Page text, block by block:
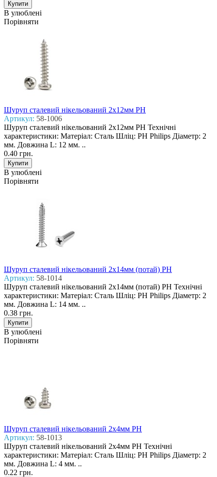
В улюблені
Порівняти
Шуруп сталевий нікельований 2x12мм PH
Артикул: 58-1006
Шуруп сталевий нікельований 2x12мм PH Технічні
характеристики: Матеріал: Сталь Шліц: PH Philips Діаметр: 2
мм. Довжина L: 12 мм. ..
0.40 грн.
В улюблені
Порівняти
Шуруп сталевий нікельований 2x14мм (потай) PH
Артикул: 58-1014
Шуруп сталевий нікельований 2x14мм (потай) PH Технічні
характеристики: Матеріал: Сталь Шліц: PH Philips Діаметр: 2
мм. Довжина L: 14 мм. ..
0.38 грн.
В улюблені
Порівняти
Шуруп сталевий нікельований 2x4мм PH
Артикул: 58-1013
Шуруп сталевий нікельований 2x4мм PH Технічні
характеристики: Матеріал: Сталь Шліц: PH Philips Діаметр: 2
мм. Довжина L: 4 мм. ..
0.22 грн.